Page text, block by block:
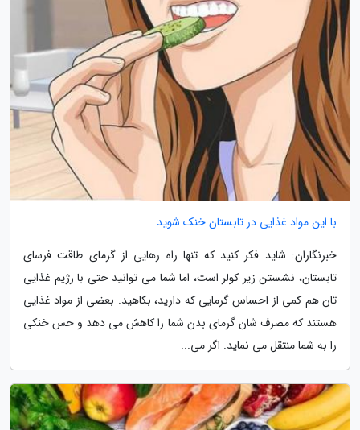
با این مواد غذایی در تابستان خنک شوید
خبرنگاران: شاید فکر کنید که تنها راه رهایی از گرمای طاقت فرسای
تابستان، نشستن زیر کولر است، اما شما می توانید حتی با رژیم غذایی
تان هم کمی از احساس گرمایی که دارید، بکاهید. بعضی از مواد غذایی
هستند که مصرف شان گرمای بدن شما را کاهش می دهد و حس خنکی
را به شما منتقل می نماید. اگر می...